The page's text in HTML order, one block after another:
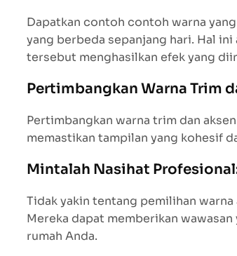
Dapatkan contoh contoh warna
yang berbeda sepanjang hari. Hal
tersebut menghasilkan efek yang
Pertimbangkan Warna Trim
Pertimbangkan warna trim dan
memastikan tampilan yang kohesif
Mintalah Nasihat
Tidak yakin tentang pemilihan
Mereka dapat memberikan
rumah Anda.